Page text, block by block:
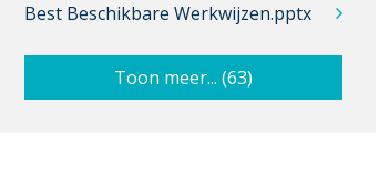
Best Beschikbare Werkwijzen.pptx
Toon meer... (63)